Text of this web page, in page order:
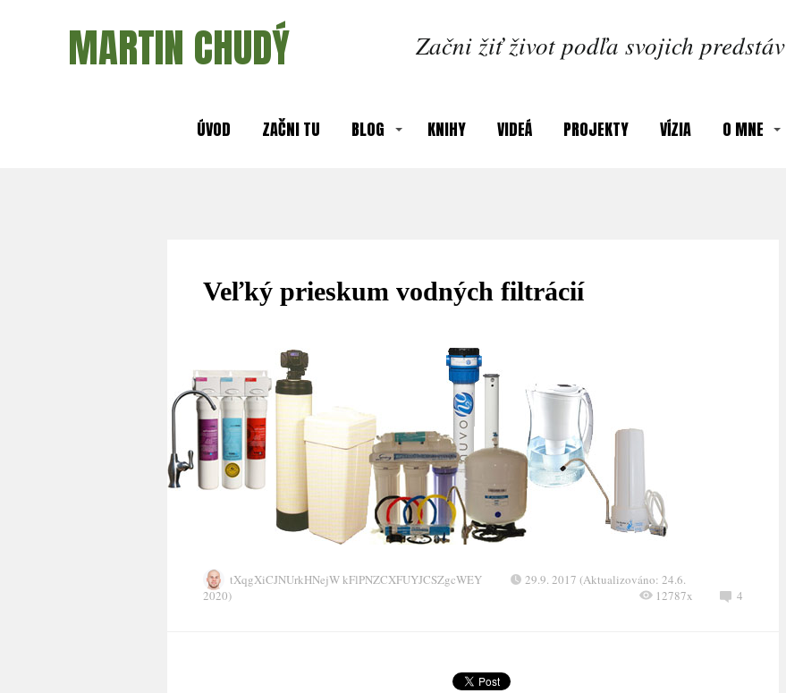
MARTIN CHUDÝ Začni žiť život podľa svojich predstáv
ÚVOD ZAČNI TU BLOG KNIHY VIDEÁ PROJEKTY VÍZIA O MNE
Veľký prieskum vodných filtrácií
tXqgXiCJNUrkHNejW kFlPNZCXFUYJCSZgcWEY
29.9. 2017 (Aktualizováno: 24.6.
2020)
4
12787x